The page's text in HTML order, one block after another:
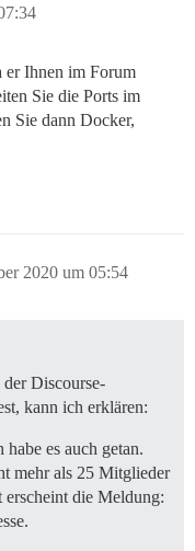
er Ihnen im Forum
Sie die Ports im
Sie dann Docker,
2020 um 05:54
Discourse-
kann ich erklären:
es auch getan.
mehr als 25 Mitglieder
erscheint die Meldung: